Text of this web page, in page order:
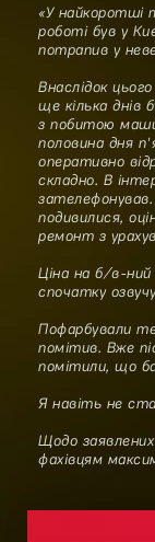
«У найкоротші
роботі був у
потрапив у
Внаслідок
ще кілька днів
з побитою
половина дня
оперативно
складно. В
зателефонував.
подивилися,
ремонт з
Ціна на б/в-ний
спочатку
Пофарбували
помітив. Вже
помітили, що
Я навіть не
Щодо
фахівцям